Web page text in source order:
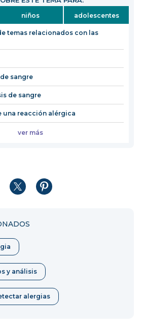
en
una
nueva
niños adolescentes
temas relacionados con las
sangre
de sangre
una reacción alérgica
ver más
CompartirCompartir
y análisis
alergias